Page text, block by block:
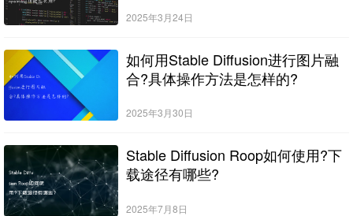
2025年3月24日
如何用Stable Diffusion进行图片融
合?具体操作方法是怎样的?
2025年3月30日
Stable Diffusion Roop如何使用?下
载途径有哪些?
2025年7月8日